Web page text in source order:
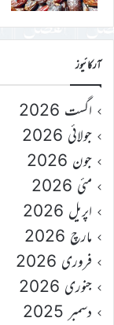
آرکائیوز
اگست 2026
جولائی 2026
جون 2026
مئی 2026
اپریل 2026
مارچ 2026
فروری 2026
جنوری 2026
دسمبر 2025